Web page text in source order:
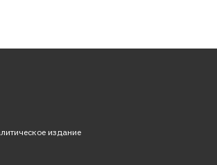
издание